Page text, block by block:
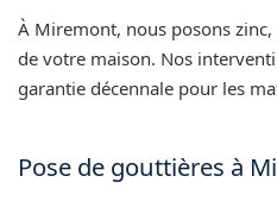
À Miremont, nous posons
de votre maison. Nos
garantie décennale pour les
Pose de gouttières à